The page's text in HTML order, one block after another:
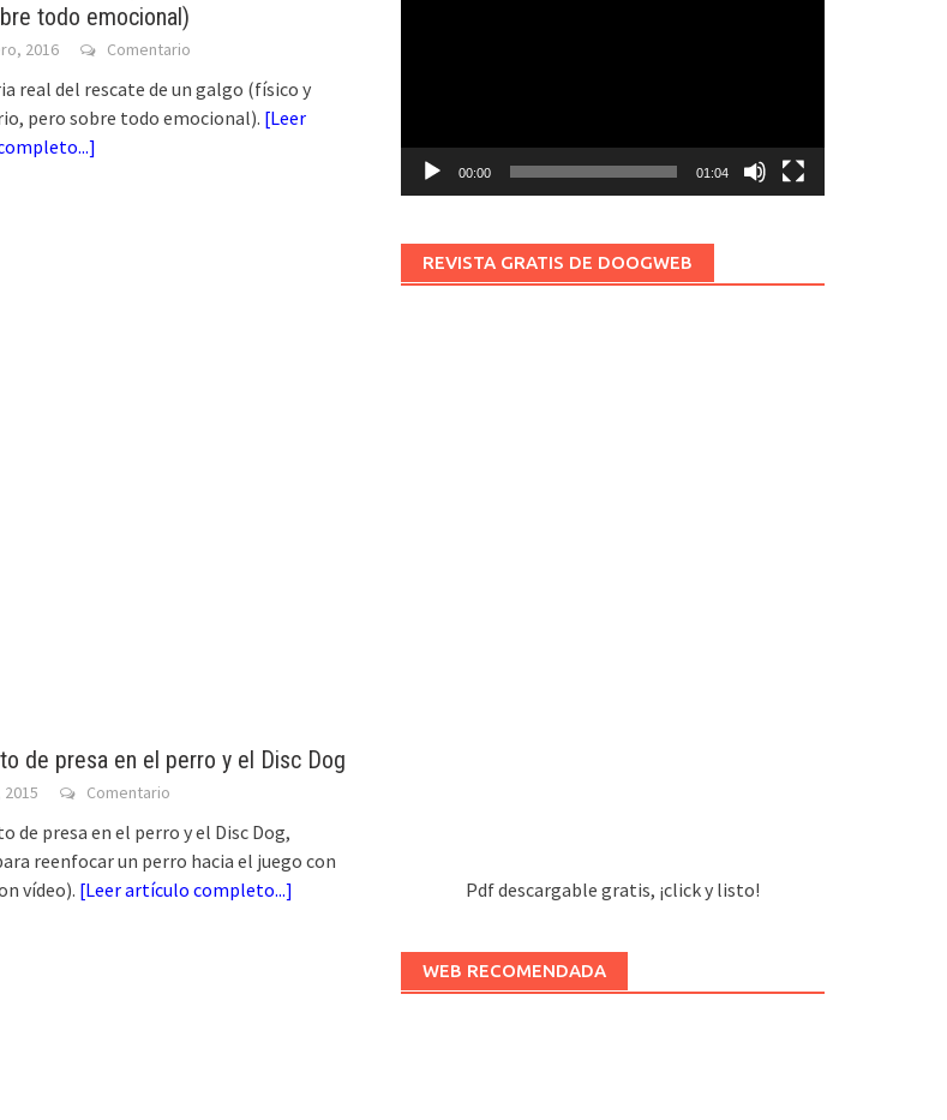
todo emocional)
2016 Comentario
real del rescate de un galgo (físico y
pero sobre todo emocional). [Leer
]
de presa en el perro y el Disc Dog
Comentario
de presa en el perro y el Disc Dog,
reenfocar un perro hacia el juego con
vídeo). [Leer artículo completo...]
00:00 01:04
REVISTA GRATIS DE DOOGWEB
Pdf descargable gratis, ¡click y listo!
WEB RECOMENDADA